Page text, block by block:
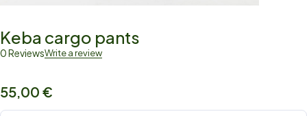
Keba cargo pants
0 ReviewsWrite a review
55,00 €